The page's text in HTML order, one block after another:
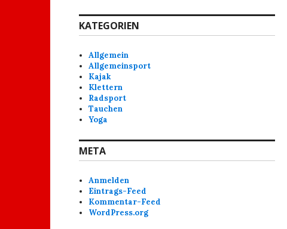
KATEGORIEN
Allgemein
Allgemeinsport
Kajak
Klettern
Radsport
Tauchen
Yoga
META
Anmelden
Eintrags-Feed
Kommentar-Feed
WordPress.org